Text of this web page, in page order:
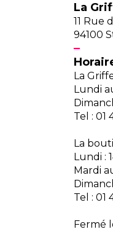
La
11 Rue
94100
La
Lundi
Tel : 01
La
Lundi :
Mardi
Tel : 01
Fermé